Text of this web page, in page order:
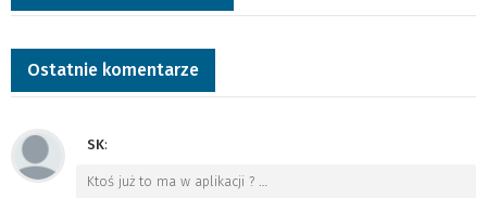
Ostatnie komentarze
SK:
Ktoś już to ma w aplikacji ?